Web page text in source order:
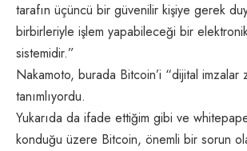
tarafın üçüncü bir güvenilir kişiye gerek
birbirleriyle işlem yapabileceği bir
sistemidir.”
Nakamoto, burada Bitcoin’i “dijital imzalar
tanımlıyordu.
Yukarıda da ifade ettiğim gibi ve
konduğu üzere Bitcoin, önemli bir sorun